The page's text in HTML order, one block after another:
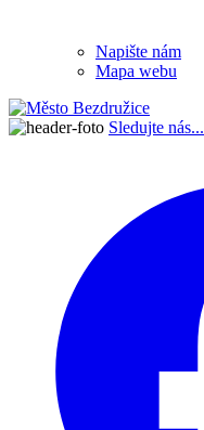
Napište nám
Mapa webu
Sledujte nás...